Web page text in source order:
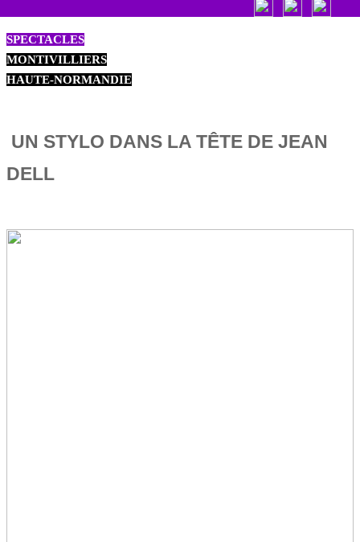
SPECTACLES
MONTIVILLIERS
HAUTE-NORMANDIE
UN STYLO DANS LA TÊTE DE JEAN
DELL